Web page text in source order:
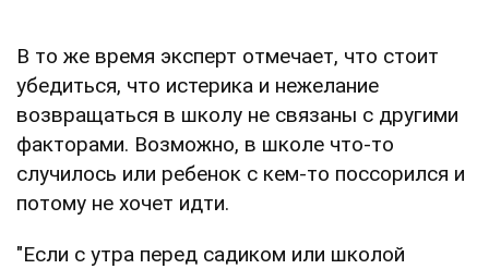
В то же время эксперт отмечает, что стоит
убедиться, что истерика и нежелание
возвращаться в школу не связаны с другими
факторами. Возможно, в школе что-то
случилось или ребенок с кем-то поссорился и
потому не хочет идти.
"Если с утра перед садиком или школой